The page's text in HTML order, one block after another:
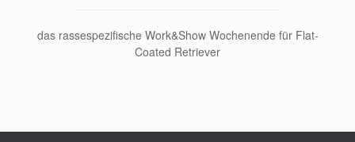
das rassespezifische Work&Show Wochenende für Flat-
Coated Retriever